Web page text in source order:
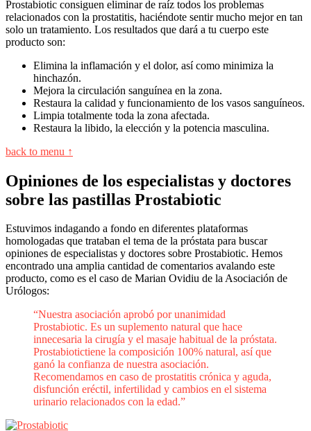
Prostabiotic consiguen eliminar de raíz todos los problemas
relacionados con la prostatitis, haciéndote sentir mucho mejor en tan
solo un tratamiento. Los resultados que dará a tu cuerpo este
producto son:
Elimina la inflamación y el dolor, así como minimiza la
hinchazón.
Mejora la circulación sanguínea en la zona.
Restaura la calidad y funcionamiento de los vasos sanguíneos.
Limpia totalmente toda la zona afectada.
Restaura la libido, la elección y la potencia masculina.
back to menu ↑
Opiniones de los especialistas y doctores
sobre las pastillas Prostabiotic
Estuvimos indagando a fondo en diferentes plataformas
homologadas que trataban el tema de la próstata para buscar
opiniones de especialistas y doctores sobre Prostabiotic. Hemos
encontrado una amplia cantidad de comentarios avalando este
producto, como es el caso de Marian Ovidiu de la Asociación de
Urólogos:
“Nuestra asociación aprobó por unanimidad
Prostabiotic. Es un suplemento natural que hace
innecesaria la cirugía y el masaje habitual de la próstata.
Prostabiotictiene la composición 100% natural, así que
ganó la confianza de nuestra asociación.
Recomendamos en caso de prostatitis crónica y aguda,
disfunción eréctil, infertilidad y cambios en el sistema
urinario relacionados con la edad.”